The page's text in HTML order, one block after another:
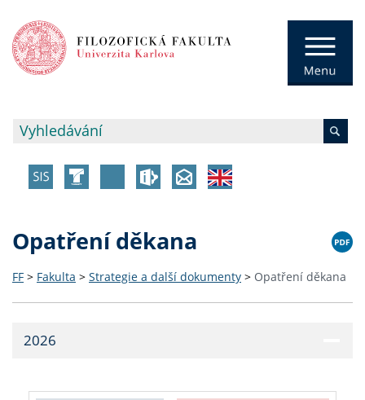
Opatření děkana
FF > Fakulta > Strategie a další dokumenty > Opatření děkana
2026